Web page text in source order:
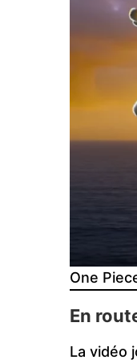
One
En
La vidéo